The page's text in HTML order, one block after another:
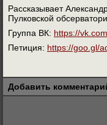
Рассказывает
Пулковской
Группа ВК: https://
Петиция: https://goo.gl/
Добавить